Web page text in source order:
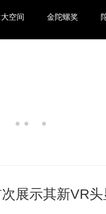
空间 金陀螺奖
展示其新VR